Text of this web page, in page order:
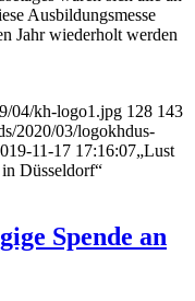
Ausbildungsmesse
Jahr wiederholt werden
04/kh-logo1.jpg 128 143
2020/03/logokhdus-
11-17 17:16:07„Lust
Düsseldorf“
Spende an